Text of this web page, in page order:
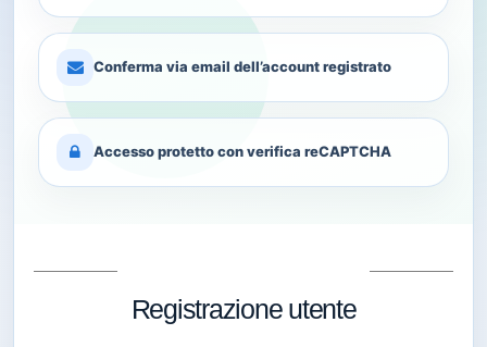
Conferma via email dell’account registrato
Accesso protetto con verifica reCAPTCHA
Registrazione utente